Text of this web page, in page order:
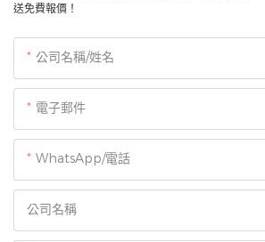
送免費報價！
公司名稱/姓名
電子郵件
WhatsApp/電話
公司名稱